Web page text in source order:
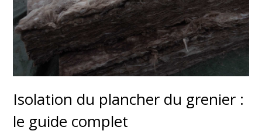
Isolation du plancher du grenier :
le guide complet